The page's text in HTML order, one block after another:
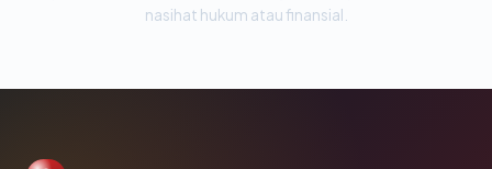
nasihat hukum atau finansial.